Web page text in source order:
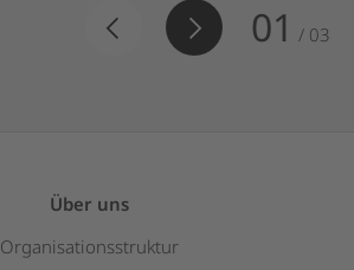
01 / 03
Über uns
Organisationsstruktur